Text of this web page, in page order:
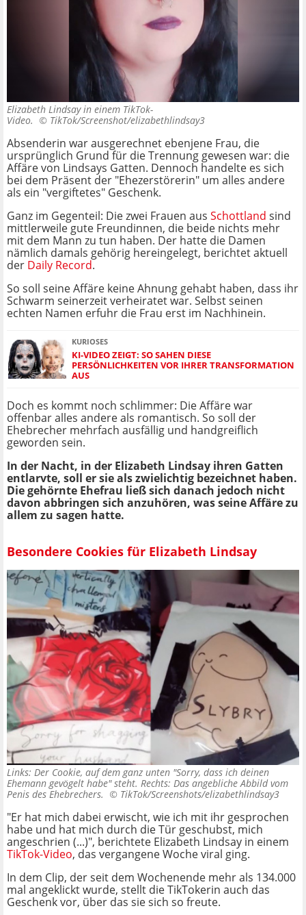
Elizabeth Lindsay in einem TikTok-
Video. © TikTok/Screenshot/elizabethlindsay3
Absenderin war ausgerechnet ebenjene Frau, die
ursprünglich Grund für die Trennung gewesen war: die
Affäre von Lindsays Gatten. Dennoch handelte es sich
bei dem Präsent der "Ehezerstörerin" um alles andere
als ein "vergiftetes" Geschenk.
Ganz im Gegenteil: Die zwei Frauen aus Schottland sind
mittlerweile gute Freundinnen, die beide nichts mehr
mit dem Mann zu tun haben. Der hatte die Damen
nämlich damals gehörig hereingelegt, berichtet aktuell
der Daily Record.
So soll seine Affäre keine Ahnung gehabt haben, dass ihr
Schwarm seinerzeit verheiratet war. Selbst seinen
echten Namen erfuhr die Frau erst im Nachhinein.
KURIOSES
KI-VIDEO ZEIGT: SO SAHEN DIESE
PERSÖNLICHKEITEN VOR IHRER TRANSFORMATION
AUS
Doch es kommt noch schlimmer: Die Affäre war
offenbar alles andere als romantisch. So soll der
Ehebrecher mehrfach ausfällig und handgreiflich
geworden sein.
In der Nacht, in der Elizabeth Lindsay ihren Gatten
entlarvte, soll er sie als zwielichtig bezeichnet haben.
Die gehörnte Ehefrau ließ sich danach jedoch nicht
davon abbringen sich anzuhören, was seine Affäre zu
allem zu sagen hatte.
Besondere Cookies für Elizabeth Lindsay
Links: Der Cookie, auf dem ganz unten "Sorry, dass ich deinen
Ehemann gevögelt habe" steht. Rechts: Das angebliche Abbild vom
Penis des Ehebrechers. © TikTok/Screenshots/elizabethlindsay3
"Er hat mich dabei erwischt, wie ich mit ihr gesprochen
habe und hat mich durch die Tür geschubst, mich
angeschrien (...)", berichtete Elizabeth Lindsay in einem
TikTok-Video, das vergangene Woche viral ging.
In dem Clip, der seit dem Wochenende mehr als 134.000
mal angeklickt wurde, stellt die TikTokerin auch das
Geschenk vor, über das sie sich so freute.